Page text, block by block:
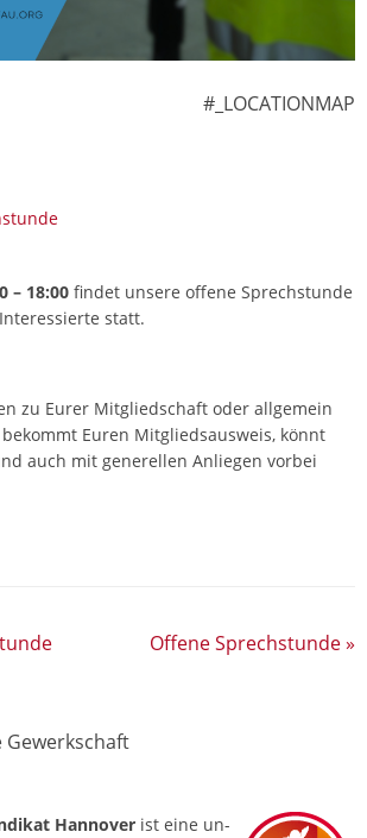
#_LOCATIONMAP
– 18:00 findet unsere offene Sprechstunde
statt.
zu Eurer Mitgliedschaft oder allgemein
Euren Mitgliedsausweis, könnt
auch mit generellen Anliegen vorbei
Offene Sprechstunde»
Gewerkschaft
Hannover ist eine un­